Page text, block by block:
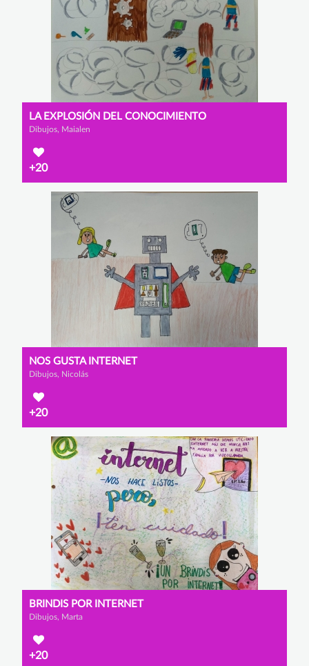
LA EXPLOSIÓN DEL CONOCIMIENTO
Dibujos, Maialen
+20
NOS GUSTA INTERNET
Dibujos, Nicolás
+20
BRINDIS POR INTERNET
Dibujos, Marta
+20